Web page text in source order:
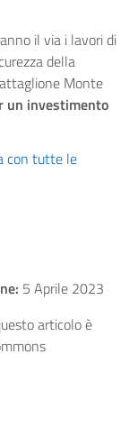
il via i lavori di
della
Monte
un investimento
con tutte le
5 Aprile 2023
articolo è